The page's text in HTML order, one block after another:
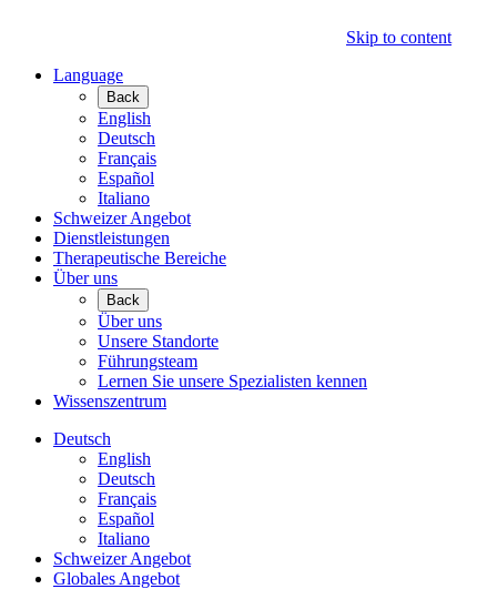
Skip to content
Language
Back
English
Deutsch
Français
Español
Italiano
Schweizer Angebot
Dienstleistungen
Therapeutische Bereiche
Über uns
Back
Über uns
Unsere Standorte
Führungsteam
Lernen Sie unsere Spezialisten kennen
Wissenszentrum
Deutsch
English
Deutsch
Français
Español
Italiano
Schweizer Angebot
Globales Angebot